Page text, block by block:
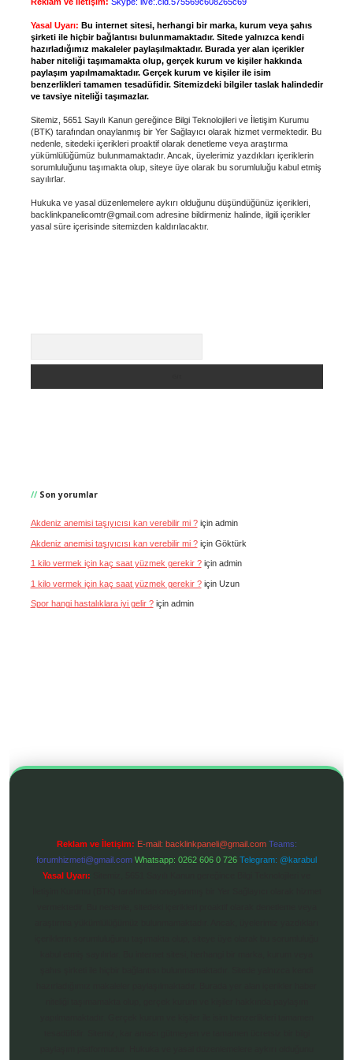
Yasal Uyarı: Bu internet sitesi, herhangi bir marka, kurum veya şahıs
şirketi ile hiçbir bağlantısı bulunmamaktadır. Sitede yalnızca kendi
hazırladığımız makaleler paylaşılmaktadır. Burada yer alan içerikler
haber niteliği taşımamakta olup, gerçek kurum ve kişiler hakkında
paylaşım yapılmamaktadır. Gerçek kurum ve kişiler ile isim
benzerlikleri tamamen tesadüfidir. Sitemizdeki bilgiler taslak halindedir
ve tavsiye niteliği taşımazlar.
Sitemiz, 5651 Sayılı Kanun gereğince Bilgi Teknolojileri ve İletişim Kurumu
(BTK) tarafından onaylanmış bir Yer Sağlayıcı olarak hizmet vermektedir. Bu
nedenle, sitedeki içerikleri proaktif olarak denetleme veya araştırma
yükümlülüğümüz bulunmamaktadır. Ancak, üyelerimiz yazdıkları içeriklerin
sorumluluğunu taşımakta olup, siteye üye olarak bu sorumluluğu kabul etmiş
sayılırlar.
Hukuka ve yasal düzenlemelere aykırı olduğunu düşündüğünüz içerikleri,
backlinkpanelicomtr@gmail.comadresine bildirmeniz halinde, ilgili içerikler
yasal süre içerisinde sitemizden kaldırılacaktır.
Son yorumlar
Akdeniz anemisi taşıyıcısı kan verebilir mi ?için admin
Akdeniz anemisi taşıyıcısı kan verebilir mi ?için Göktürk
1 kilo vermek için kaç saat yüzmek gerekir ?için admin
1 kilo vermek için kaç saat yüzmek gerekir ?için Uzun
Spor hangi hastalıklara iyi gelir ?için admin
Reklam ve İletişim: E-mail: backlinkpaneli@gmail.com Teams:
forumhizmeti@gmail.com Whatsapp: 0262 606 0 726 Telegram: @karabul
Yasal Uyarı: